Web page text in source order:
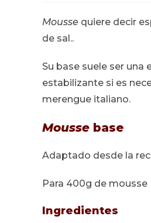
entrada:
Mousse quiere decir
de sal..
Su base suele ser una
estabilizante si es
merengue italiano.
Mousse base
Adaptado desde la
Para 400g de mousse
Ingredientes